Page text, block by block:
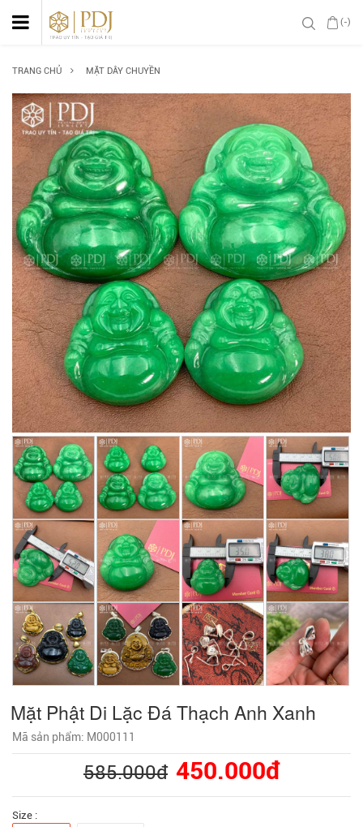
(-)
TRANG CHỦ MẶT DÂY CHUYỀN
Mặt Phật Di Lặc Đá Thạch Anh Xanh
Mã sản phẩm: M000111
585.000đ 450.000đ
Size :